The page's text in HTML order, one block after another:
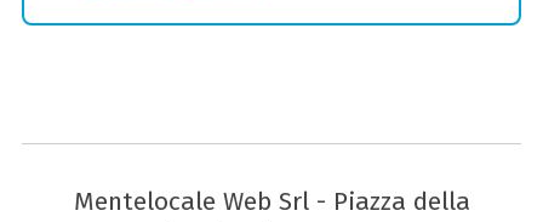
Mentelocale Web Srl - Piazza della